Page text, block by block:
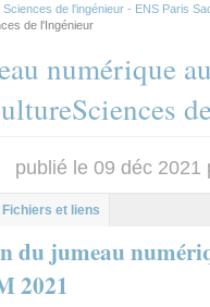
Sciences de l'ingénieur - ENS Paris
de l'Ingénieur
numérique
publié le 09 déc
Fichiers et liens
du jumeau
2021